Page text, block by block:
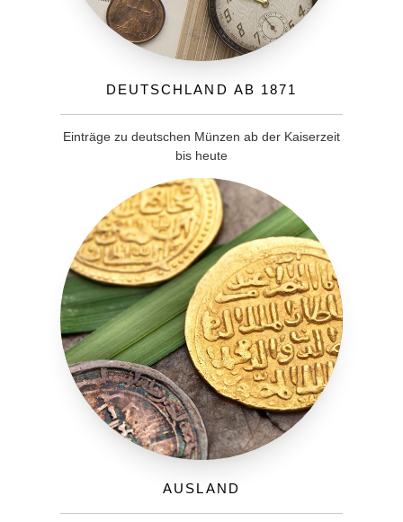
Deutschland ab 1871
Einträge zu deutschen Münzen ab der Kaiserzeit
bis heute
Ausland